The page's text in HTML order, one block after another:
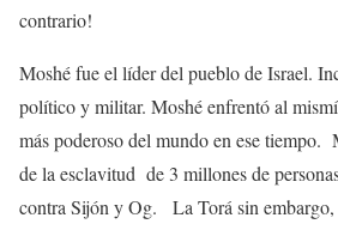
contrario!
Moshé fue el líder del pueblo de Israel.
político y militar. Moshé enfrentó al
más poderoso del mundo en ese tiempo.
de la esclavitud de 3 millones de
contra Sijón y Og. La Torá sin embargo,